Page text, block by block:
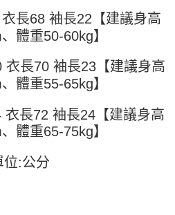
择 “超商条码／台湾大直营门市／银行转
通路缴费。
限公司”所提供，让用户于交易时，得通过
将买卖／分期付款买卖价金债权让与本公
款。
”之契约关系目的，商店将以您的个人资
予台湾大哥大进项收集、处理及利用，由
链接：https://oppay.tw/userRule
方式進行付款。
AFTEE App 成為 AFTEE 會員者方能享
，再加上使用AFTEE可延長的天數所計算
到商品前的繳費天數，但無法保證一定能
定的時間內完成繳費。
上)免运费
上)免运费
長68 袖長22【建議身高
體重50-60kg】
衣長70 袖長23【建議身高
體重55-65kg】
長72 袖長24【建議身高
體重65-75kg】
位:公分